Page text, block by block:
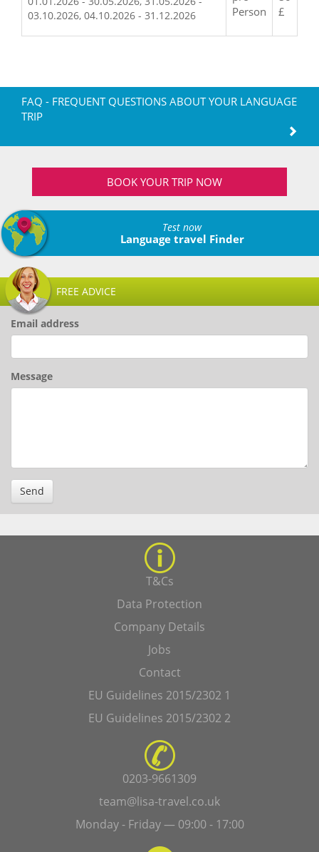
03.10.2026, 04.10.2026 - 31.12.2026
Person
£
FAQ - FREQUENT QUESTIONS ABOUT YOUR LANGUAGE
TRIP
BOOK YOUR TRIP NOW
Test now
Language travel Finder
FREE ADVICE
Email address
Message
Send
T&Cs
Data Protection
Company Details
Jobs
Contact
EU Guidelines 2015/2302 1
EU Guidelines 2015/2302 2
0203-9661309
team@lisa-travel.co.uk
Monday - Friday — 09:00 - 17:00